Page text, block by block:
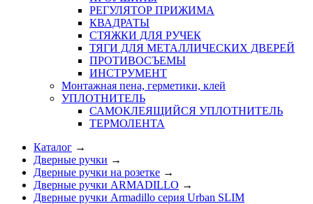
РЕГУЛЯТОР ПРИЖИМА
КВАДРАТЫ
СТЯЖКИ ДЛЯ РУЧЕК
ТЯГИ ДЛЯ МЕТАЛЛИЧЕСКИХ ДВЕРЕЙ
ПРОТИВОСЪЕМЫ
ИНСТРУМЕНТ
Монтажная пена, герметики, клей
УПЛОТНИТЕЛЬ
САМОКЛЕЯЩИЙСЯ УПЛОТНИТЕЛЬ
ТЕРМОЛЕНТА
Каталог →
Дверные ручки →
Дверные ручки на розетке →
Дверные ручки ARMADILLO →
Дверные ручки Armadillo серия Urban SLIM